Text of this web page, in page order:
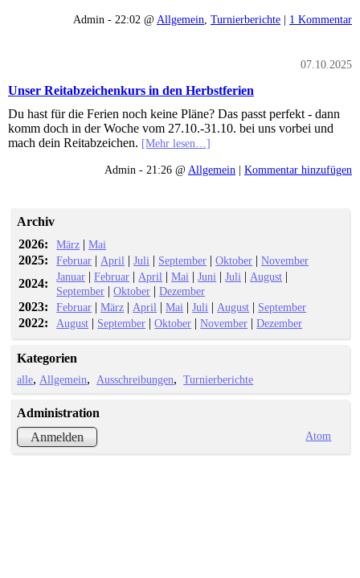
Admin - 22:02 @ Allgemein Turnierberichte | 1 Kommentar
07.10.2025
Unser Reitabzeichenkurs in den Herbstferien
Du hast für die Ferien noch keine Pläne? Das passt perfekt - dann
komm doch in der Woche vom 27.10.-31.10. bei uns vorbei und
mach dein Reitabzeichen. [Mehr lesen…]
Admin - 21:26 @ Allgemein | Kommentar hinzufügen
Archiv
2026:
März |Mai
2025: Februar |April |Juli September |Oktober |November
2024: Januar |Februar |April |Mai |Juni |Juli |August
September |Oktober |Dezember
2023: Februar |März |April |Mai |Juli |August September
2022: August September |Oktober |November |Dezember
Kategorien
alle Allgemein Ausschreibungen Turnierberichte
Administration
Anmelden
Atom